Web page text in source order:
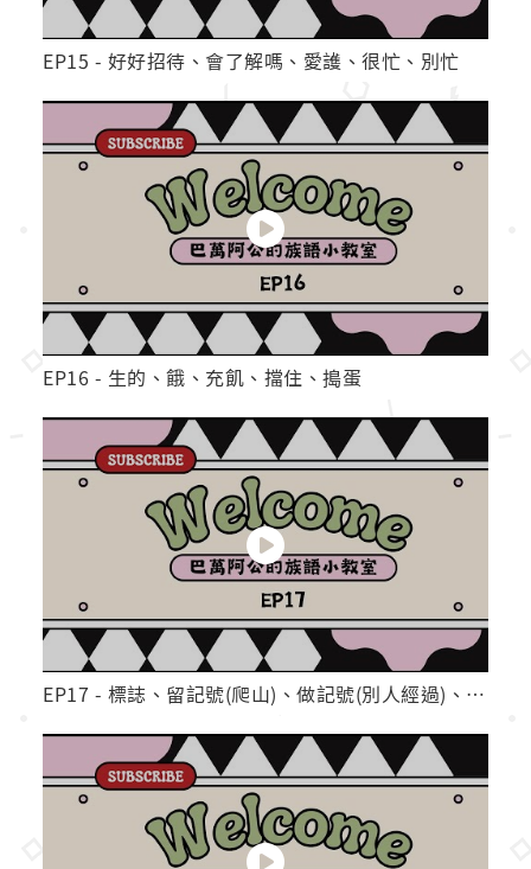
EP15 - 好好招待、會了解嗎、愛護、很忙、別忙
EP16 - 生的、餓、充飢、擋住、搗蛋
EP17 - 標誌、留記號(爬山)、做記號(別人經過)、掛著吊著